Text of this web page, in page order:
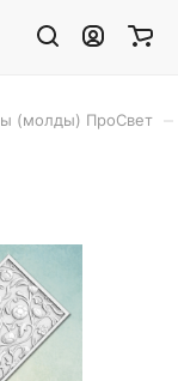
(молды) ПроСвет